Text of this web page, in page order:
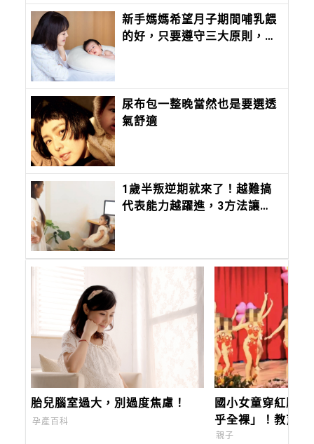
新手媽媽希望月子期間哺乳餵
的好，只要遵守三大原則，減
尿布包一整晚當然也是要選透
氣舒適
1歲半叛逆期就來了！越難搞
代表能力越躍進，3方法讓孩
胎兒腦室過大，別過度焦慮！
孕產百科
國小女童穿紅肚
乎全裸」！教育局
情同意，輿情四
親子